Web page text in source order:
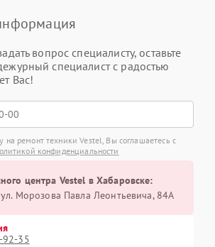
вопрос специалисту, оставьте
специалист с радостью
Вас!
на ремонт техники Vestel, Вы соглашаетесь с
конфиденциальности
центра Vestel в Хабаровске:
ул. Морозова Павла Леонтьевича, 84А
92-35